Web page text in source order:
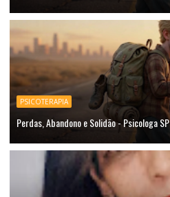
PSICOTERAPIA
Perdas, Abandono e Solidão - Psicologa SP